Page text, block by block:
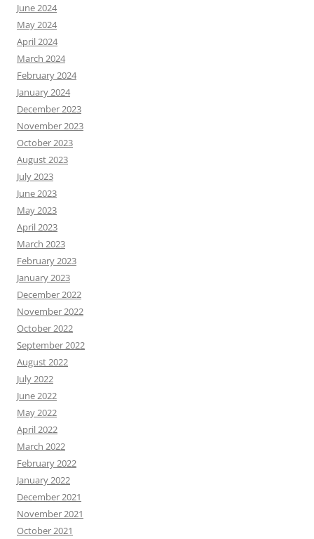
June 2024
May 2024
April 2024
March 2024
February 2024
January 2024
December 2023
November 2023
October 2023
August 2023
July 2023
June 2023
May 2023
April 2023
March 2023
February 2023
January 2023
December 2022
November 2022
October 2022
September 2022
August 2022
July 2022
June 2022
May 2022
April 2022
March 2022
February 2022
January 2022
December 2021
November 2021
October 2021